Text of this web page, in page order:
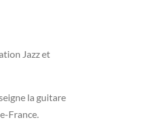
Jazz et
la guitare
France.